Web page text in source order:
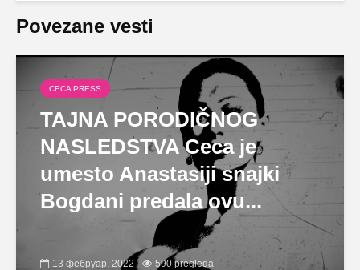
Povezane vesti
CECA PRESS
TAJNA PORODIČNOG
NASLEDSTVA Ceca je
umesto Anastasiji snajki
Bogdani predala ovu...
13 фебруар, 2022 590 pregleda